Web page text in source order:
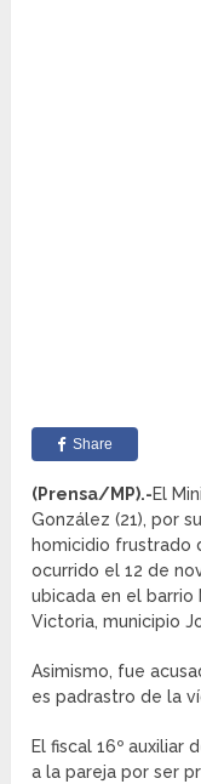
Share
(Prensa/MP).-El
González (21), por
homicidio frustrado
ocurrido el 12 de
ubicada en el barrio
Victoria, municipio
Asimismo, fue
es padrastro de la
El fiscal 16º auxiliar
a la pareja por ser